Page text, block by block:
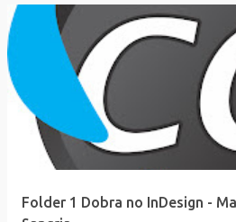
Folder 1 Dobra no InDesign -